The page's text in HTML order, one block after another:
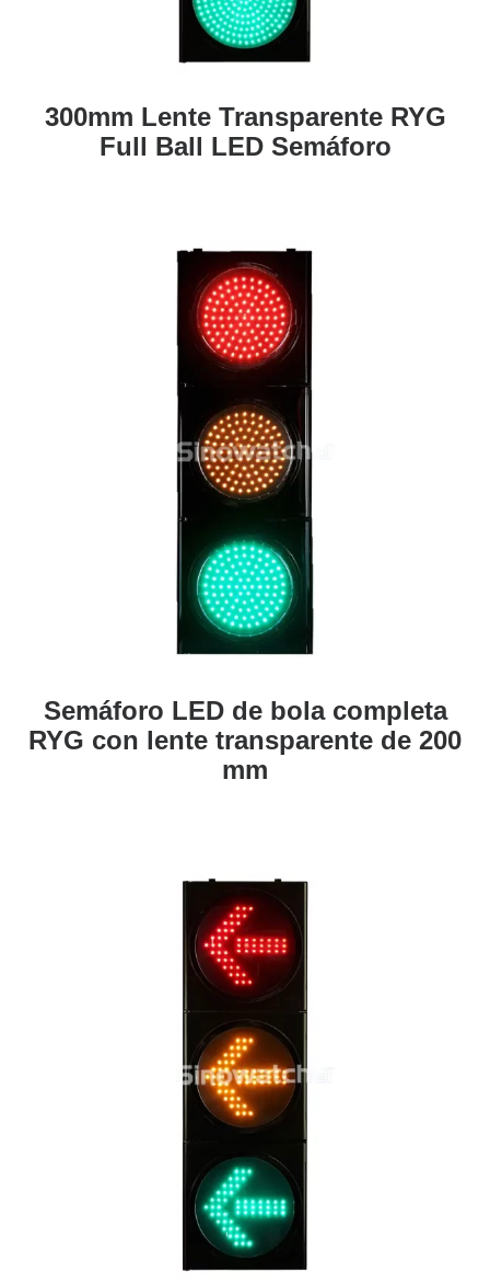
300mm Lente Transparente RYG
Full Ball LED Semáforo
Semáforo LED de bola completa
RYG con lente transparente de 200
mm